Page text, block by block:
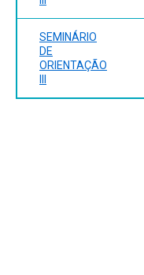
SEMINÁRIO
DE
ORIENTAÇÃO